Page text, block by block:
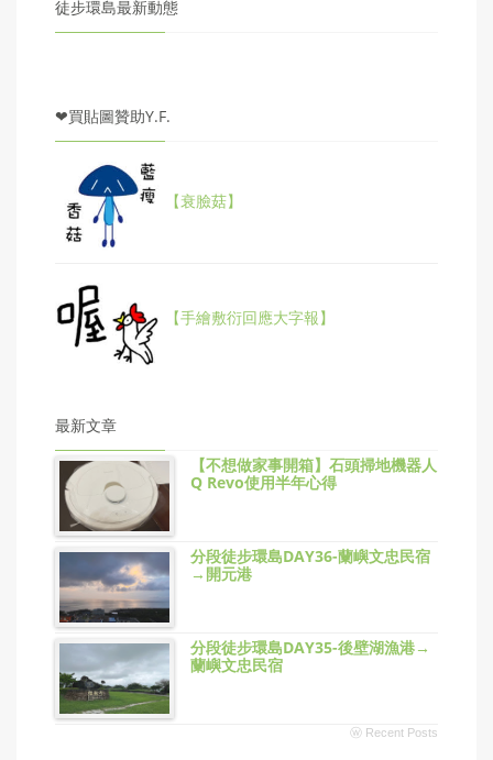
徒步環島最新動態
❤買貼圖贊助Y.F.
【衰臉菇】
【手繪敷衍回應大字報】
最新文章
【不想做家事開箱】石頭掃地機器人
Q Revo使用半年心得
分段徒步環島DAY36-蘭嶼文忠民宿
→開元港
分段徒步環島DAY35-後壁湖漁港→
蘭嶼文忠民宿
ⓦ Recent Posts